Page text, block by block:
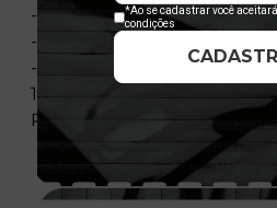
- Flag New Era bordada
- Licença oficial
- Composição: 100%
100% Algodão - Painéis
Poliéster